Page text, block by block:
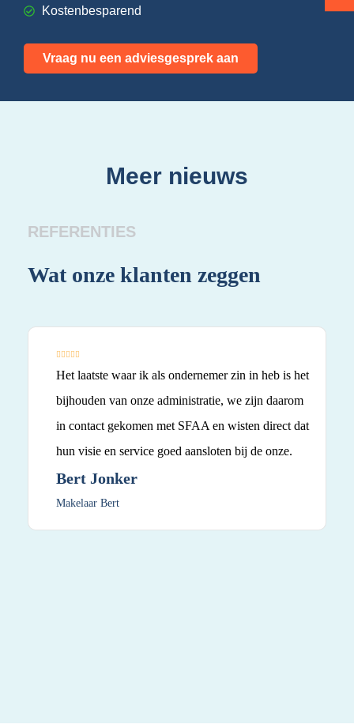
Kostenbesparend
Vraag nu een adviesgesprek aan
Meer nieuws
REFERENTIES
Wat onze klanten zeggen
Het laatste waar ik als ondernemer zin in heb is het
bijhouden van onze administratie, we zijn daarom
in contact gekomen met SFAA en wisten direct dat
hun visie en service goed aansloten bij de onze.
Bert Jonker
Makelaar Bert